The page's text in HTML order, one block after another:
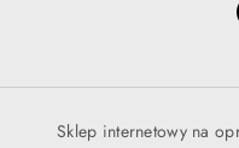
Sklep internetowy na